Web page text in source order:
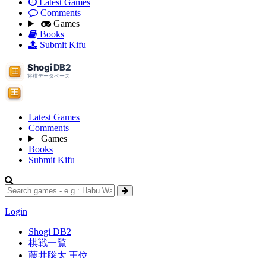
Latest Games
Comments
Games
Books
Submit Kifu
Latest Games
Comments
Games
Books
Submit Kifu
Login
Shogi DB2
棋戦一覧
藤井聡太 王位